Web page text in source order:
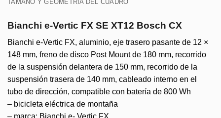
TAMAÑO Y GEOMETRÍA DEL CUADRO
Bianchi e-Vertic FX SE XT12 Bosch CX
Bianchi e-Vertic FX, aluminio, eje trasero pasante de 12 ×
148 mm, freno de disco Post Mount de 180 mm, recorrido
de la suspensión delantera de 150 mm, recorrido de la
suspensión trasera de 140 mm, cableado interno en el
tubo de dirección, compatible con batería de 800 Wh
– bicicleta eléctrica de montaña